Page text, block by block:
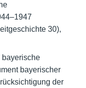
30),
bayerische
bayerischer
der